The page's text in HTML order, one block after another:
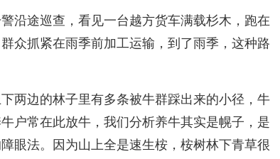
沿途巡查，看见一台越方货车满载杉木，跑在
众抓紧在雨季前加工运输，到了雨季，这种路
两边的林子里有多条被牛群踩出来的小径，牛
户常在此放牛，我们分析养牛其实是幌子，是
眼法。因为山上全是速生桉，桉树林下青草很